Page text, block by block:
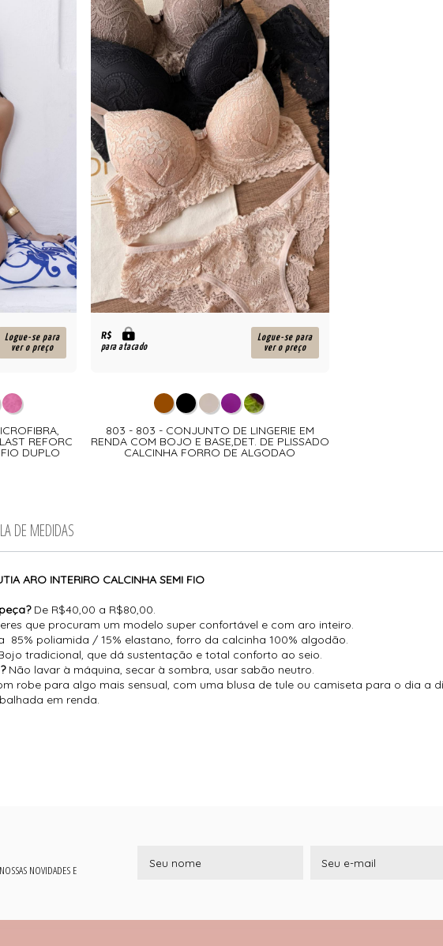
Logue-se para
ver o preço
REFORC
DUPLO
R$
para atacado
Logue-se para
ver o preço
803 - 803 - CONJUNTO DE LINGERIE EM
RENDA COM BOJO E BASE,DET. DE PLISSADO
CALCINHA FORRO DE ALGODAO
DE MEDIDAS
ARO INTERIRO CALCINHA SEMI FIO
De R$40,00 a R$80,00.
que procuram um modelo super confortável e com aro inteiro.
85% poliamida / 15% elastano, forro da calcinha 100% algodão.
tradicional, que dá sustentação e total conforto ao seio.
Não lavar à máquina, secar à sombra, usar sabão neutro.
robe para algo mais sensual, com uma blusa de tule ou camiseta para o dia a
em renda.
NOVIDADES E